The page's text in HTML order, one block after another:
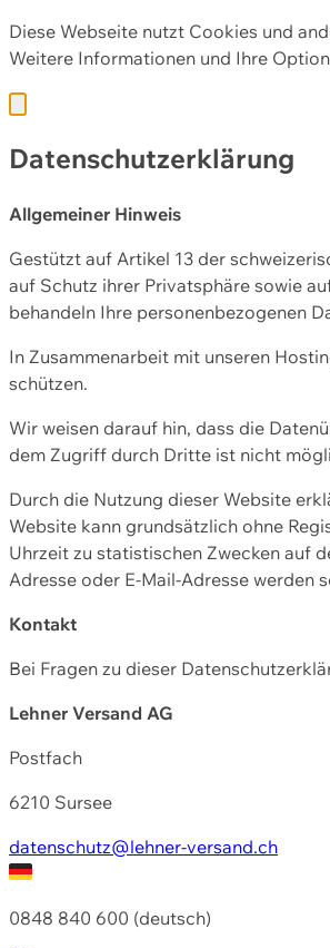
Diese Webseite nutzt Cookies und
Weitere Informationen und Ihre
Datenschutzerklärung
Allgemeiner Hinweis
Gestützt auf Artikel 13 der
auf Schutz ihrer Privatsphäre sowie
behandeln Ihre personenbezogenen
In Zusammenarbeit mit unseren
schützen.
Wir weisen darauf hin, dass die
dem Zugriff durch Dritte ist nicht
Durch die Nutzung dieser Website
Website kann grundsätzlich ohne
Uhrzeit zu statistischen Zwecken auf
Adresse oder E-Mail-Adresse werden
Kontakt
Bei Fragen zu dieser
Lehner Versand AG
Postfach
6210 Sursee
datenschutz@lehner-versand.ch
0848 840 600 (deutsch)